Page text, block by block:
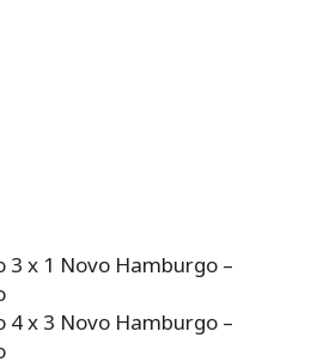
3 x 1 Novo Hamburgo –
4 x 3 Novo Hamburgo –